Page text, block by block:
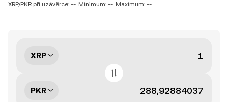
XRP/PKR při uzávěrce: -- Minimum: -- Maximum: --
XRP
PKR